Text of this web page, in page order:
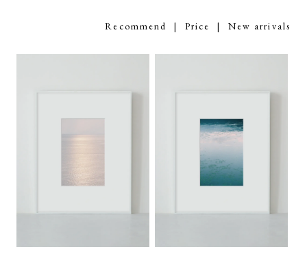
Recommend | Price | New arrivals